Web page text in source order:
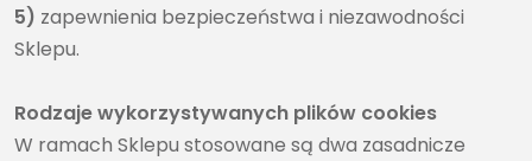
5) zapewnienia bezpieczeństwa i niezawodności
Sklepu.
Rodzaje wykorzystywanych plików cookies
W ramach Sklepu stosowane są dwa zasadnicze